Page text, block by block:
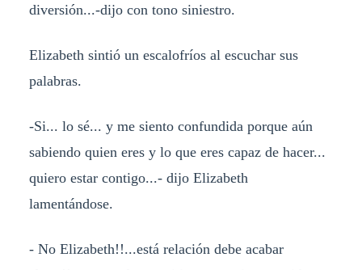
diversión...-dijo con tono siniestro.
Elizabeth sintió un escalofríos al escuchar sus
palabras.
-Si... lo sé... y me siento confundida porque aún
sabiendo quien eres y lo que eres capaz de hacer...
quiero estar contigo...- dijo Elizabeth
lamentándose.
- No Elizabeth!!...está relación debe acabar